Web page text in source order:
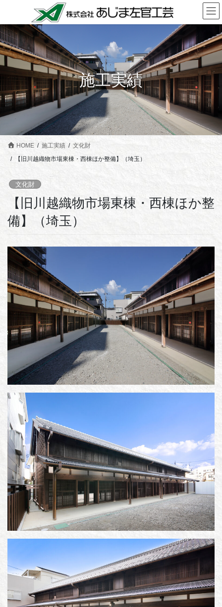
テ
ン
ツ
に
動
ゲ
ー
シ
ョ
に
移
施工実績
HOME 施工実績
文化財
【旧川越織物市場東棟・西棟ほか整備】（埼玉）
文化財
【旧川越織物市場東棟・西棟ほか整
備】（埼玉）